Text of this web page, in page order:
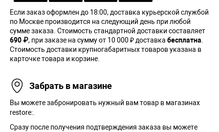
Если заказ оформлен до 18:00, доставка курьерской службой
по Москве производится на следующий день при любой
сумме заказа. Cтоимость стандартной доставки составляет
690 ₽, при заказе на сумму от 10 000 ₽ доставка бесплатна.
Стоимость доставки крупногабаритных товаров указана в
карточке товара и корзине.
Забрать в магазине
Вы можете забронировать нужный вам товар в магазинах
restore:.
Сразу после получения подтверждения заказа вы можете